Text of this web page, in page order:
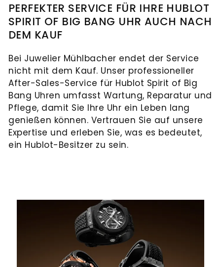
PERFEKTER SERVICE FÜR IHRE HUBLOT
SPIRIT OF BIG BANG UHR AUCH NACH
DEM KAUF
Bei Juwelier Mühlbacher endet der Service
nicht mit dem Kauf. Unser professioneller
After-Sales-Service für Hublot Spirit of Big
Bang Uhren umfasst Wartung, Reparatur und
Pflege, damit Sie Ihre Uhr ein Leben lang
genießen können. Vertrauen Sie auf unsere
Expertise und erleben Sie, was es bedeutet,
ein Hublot-Besitzer zu sein.
Weiter zu Big Bang